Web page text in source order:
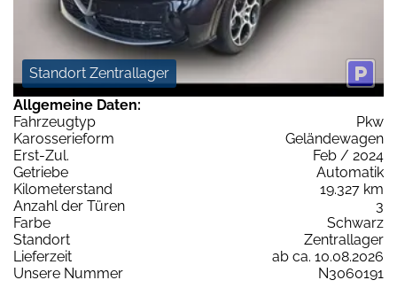
Standort Zentrallager
Allgemeine Daten:
Fahrzeugtyp
Pkw
Karosserieform
Geländewagen
Erst-Zul.
Feb / 2024
Getriebe
Automatik
Kilometerstand
19.327 km
Anzahl der Türen
3
Farbe
Schwarz
Standort
Zentrallager
Lieferzeit
ab ca. 10.08.2026
Unsere Nummer
N3060191